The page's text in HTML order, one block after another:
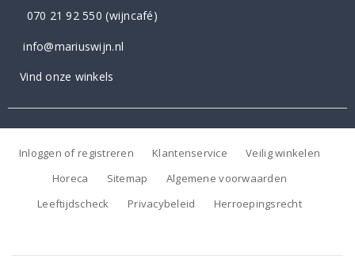
070 21 92 550 (wijncafé)
info@mariuswijn.nl
Vind onze winkels
Inloggen of registreren Klantenservice
Veilig winkelen
Horeca
Sitemap
Algemene voorwaarden
Leeftijdscheck
Privacybeleid Herroepingsrecht